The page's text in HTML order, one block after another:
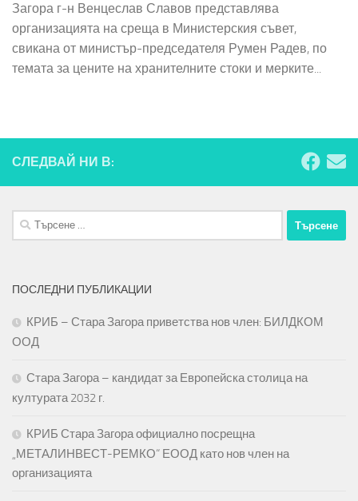
Загора г-н Венцеслав Славов представлява
организацията на среща в Министерския съвет,
свикана от министър-председателя Румен Радев, по
темата за цените на хранителните стоки и мерките...
СЛЕДВАЙ НИ В:
Търсене
за:
ПОСЛЕДНИ ПУБЛИКАЦИИ
КРИБ – Стара Загора приветства нов член: БИЛДКОМ
ООД
Стара Загора – кандидат за Европейска столица на
културата 2032 г.
КРИБ Стара Загора официално посрещна
„МЕТАЛИНВЕСТ-РЕМКО“ ЕООД като нов член на
организацията